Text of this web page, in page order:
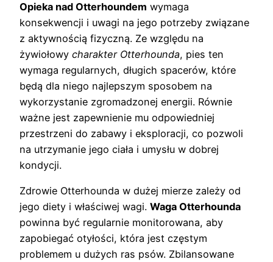
Opieka nad Otterhoundem wymaga
konsekwencji i uwagi na jego potrzeby związane
z aktywnością fizyczną. Ze względu na
żywiołowy charakter Otterhounda, pies ten
wymaga regularnych, długich spacerów, które
będą dla niego najlepszym sposobem na
wykorzystanie zgromadzonej energii. Równie
ważne jest zapewnienie mu odpowiedniej
przestrzeni do zabawy i eksploracji, co pozwoli
na utrzymanie jego ciała i umysłu w dobrej
kondycji.
Zdrowie Otterhounda w dużej mierze zależy od
jego diety i właściwej wagi. Waga Otterhounda
powinna być regularnie monitorowana, aby
zapobiegać otyłości, która jest częstym
problemem u dużych ras psów. Zbilansowane